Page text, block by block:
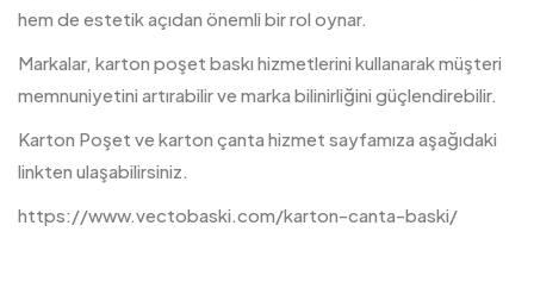
hem de estetik açıdan önemli bir rol oynar.
Markalar, karton poşet baskı hizmetlerini kullanarak müşteri
memnuniyetini artırabilir ve marka bilinirliğini güçlendirebilir.
Karton Poşet ve karton çanta hizmet sayfamıza aşağıdaki
linkten ulaşabilirsiniz.
https://www.vectobaski.com/karton-canta-baski/